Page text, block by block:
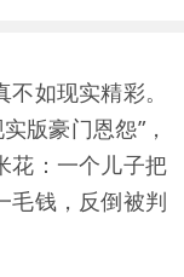
如现实精彩。
版豪门恩怨”，
花：一个儿子把
毛钱，反倒被判